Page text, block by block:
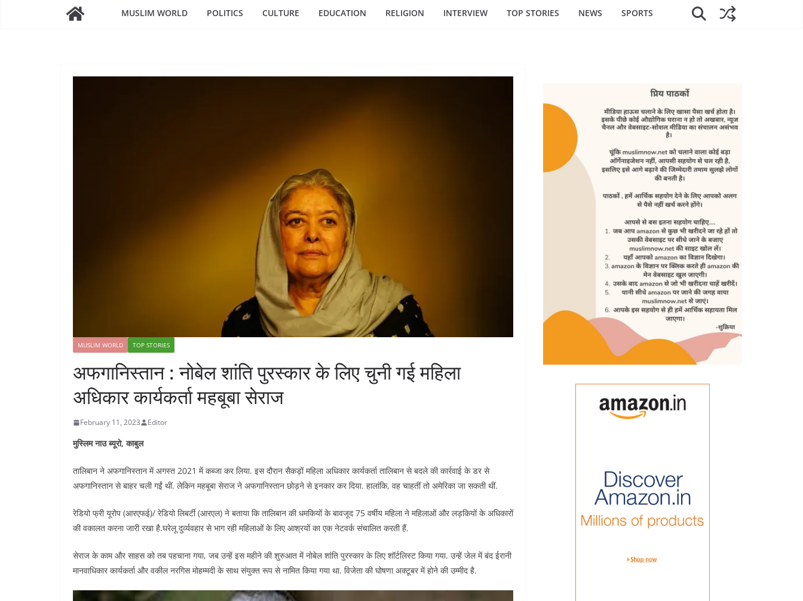
MUSLIM WORLD POLITICS CULTURE EDUCATION RELIGION INTERVIEW TOP STORIES NEWS SPORTS
MUSLIM WORLD TOP STORIES
अफगानिस्तान : नोबेल शांति पुरस्कार के लिए चुनी गई महिला
अधिकार कार्यकर्ता महबूबा सेराज
February 11, 2023 Editor
मुस्लिम नाउ ब्यूरो, काबुल
तालिबान ने अफगानिस्तान में अगस्त 2021 में कब्जा कर लिया. इस दौरान सैकड़ों महिला अधिकार कार्यकर्ता तालिबान से बदले की कार्रवाई के डर से
अफगानिस्तान से बाहर चली गईं थीं. लेकिन महबूबा सेराज ने अफगानिस्तान छोड़ने से इनकार कर दिया. हालांकि, वह चाहतीं तो अमेरिका जा सकती थीं.
रेडियो फ्री यूरोप (आरएफई)/ रेडियो लिबर्टी (आरएल) ने बताया कि तालिबान की धमकियों के बावजूद 75 वर्षीय महिला ने महिलाओं और लड़कियों के अधिकारों
की वकालत करना जारी रखा है.घरेलू दुर्व्यवहार से भाग रही महिलाओं के लिए आश्रयों का एक नेटवर्क संचालित करती हैं.
सेराज के काम और साहस को तब पहचाना गया, जब उन्हें इस महीने की शुरुआत में नोबेल शांति पुरस्कार के लिए शॉर्टलिस्ट किया गया. उन्हें जेल में बंद ईरानी
मानवाधिकार कार्यकर्ता और वकील नरगिस मोहम्मदी के साथ संयुक्त रूप से नामित किया गया था. विजेता की घोषणा अक्टूबर में होने की उम्मीद है.